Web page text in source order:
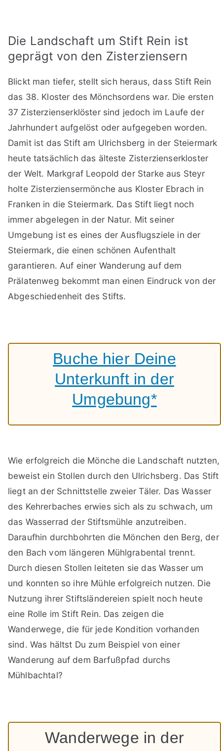
Die Landschaft um Stift Rein ist
geprägt von den Zisterziensern
Blickt man tiefer, stellt sich heraus, dass Stift Rein
das 38. Kloster des Mönchsordens war. Die ersten
37 Zisterzienserklöster sind jedoch im Laufe der
Jahrhundert aufgelöst oder aufgegeben worden.
Damit ist das Stift am Ulrichsberg in der Steiermark
heute tatsächlich das älteste Zisterzienserkloster
der Welt. Markgraf Leopold der Starke aus Steyr
holte Zisterziensermönche aus Kloster Ebrach in
Franken in die Steiermark. Das Stift liegt noch
immer abgelegen in der Natur. Mit seiner
Umgebung ist es eines der Ausflugsziele in der
Steiermark, die einen schönen Aufenthalt
garantieren. Auf einer Wanderung auf dem
Prälatenweg bekommt man einen Eindruck von der
Abgeschiedenheit des Stifts.
Buche hier Deine
Unterkunft in der
Umgebung*
Wie erfolgreich die Mönche die Landschaft nutzten,
beweist ein Stollen durch den Ulrichsberg. Das Stift
liegt an der Schnittstelle zweier Täler. Das Wasser
des Kehrerbaches erwies sich als zu schwach, um
das Wasserrad der Stiftsmühle anzutreiben.
Daraufhin durchbohrten die Mönchen den Berg, der
den Bach vom längeren Mühlgrabental trennt.
Durch diesen Stollen leiteten sie das Wasser um
und konnten so ihre Mühle erfolgreich nutzen. Die
Nutzung ihrer Stiftsländereien spielt noch heute
eine Rolle im Stift Rein. Das zeigen die
Wanderwege, die für jede Kondition vorhanden
sind. Was hältst Du zum Beispiel von einer
Wanderung auf dem Barfußpfad durchs
Mühlbachtal?
Wanderwege in der